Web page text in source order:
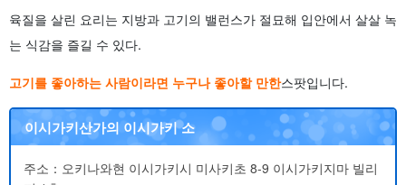
육질을 살린 요리는 지방과 고기의 밸런스가 절묘해 입안에서 살살 녹
는 식감을 즐길 수 있다.
고기를 좋아하는 사람이라면 누구나 좋아할 만한스팟입니다.
이시가키산가의 이시가키 소
주소：오키나와현 이시가키시 미사키초 8-9 이시가키지마 빌리